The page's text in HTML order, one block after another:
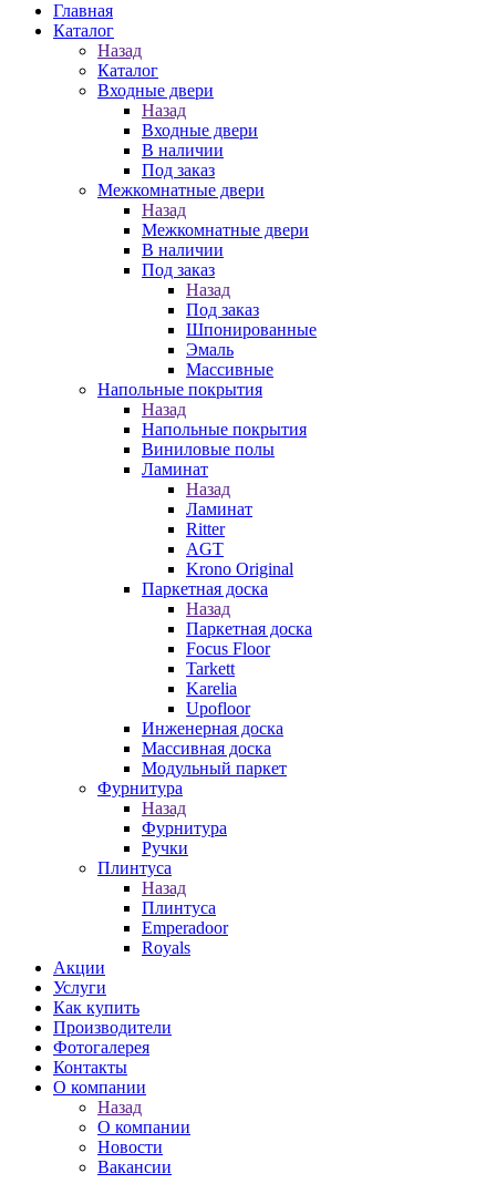
Главная
Каталог
Назад
Каталог
Входные двери
Назад
Входные двери
В наличии
Под заказ
Межкомнатные двери
Назад
Межкомнатные двери
В наличии
Под заказ
Назад
Под заказ
Шпонированные
Эмаль
Массивные
Напольные покрытия
Назад
Напольные покрытия
Виниловые полы
Ламинат
Назад
Ламинат
Ritter
AGT
Krono Original
Паркетная доска
Назад
Паркетная доска
Focus Floor
Tarkett
Karelia
Upofloor
Инженерная доска
Массивная доска
Модульный паркет
Фурнитура
Назад
Фурнитура
Ручки
Плинтуса
Назад
Плинтуса
Emperadoor
Royals
Акции
Услуги
Как купить
Производители
Фотогалерея
Контакты
О компании
Назад
О компании
Новости
Вакансии